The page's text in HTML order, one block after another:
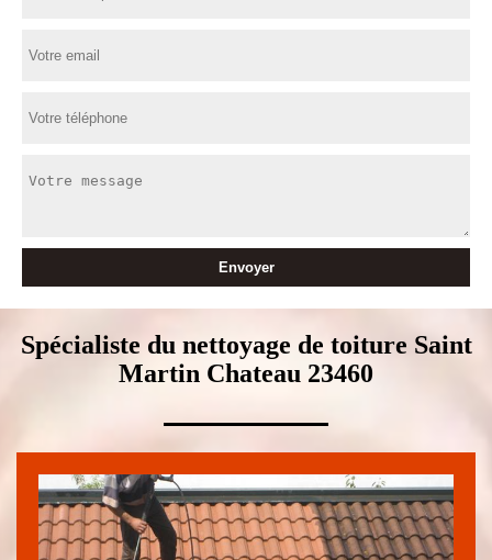
Spécialiste du nettoyage de toiture Saint
Martin Chateau 23460